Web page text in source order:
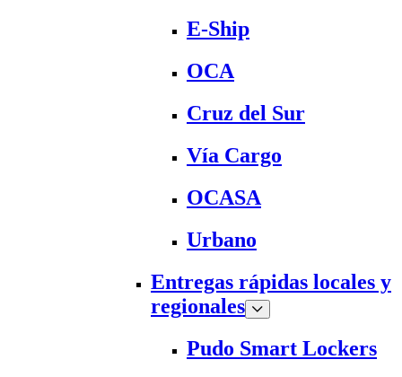
E-Ship
OCA
Cruz del Sur
Vía Cargo
OCASA
Urbano
Entregas rápidas locales y
regionales
Pudo Smart Lockers